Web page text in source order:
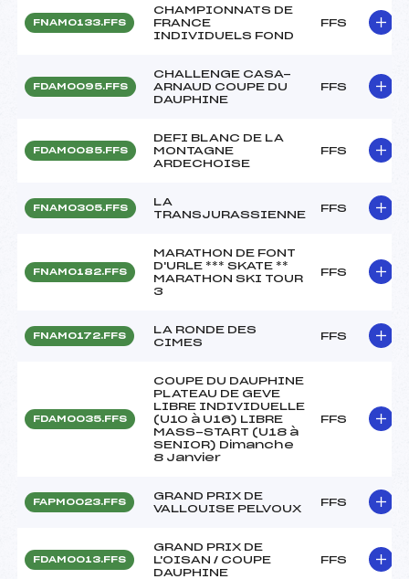
FNAM0133.FFS
CHAMPIONNATS DE
FRANCE
INDIVIDUELS FOND
FFS
FDAM0095.FFS
CHALLENGE CASA-
ARNAUD COUPE DU
DAUPHINE
FFS
FDAM0085.FFS
DEFI BLANC DE LA
MONTAGNE
ARDECHOISE
FFS
FNAM0305.FFS
LA
TRANSJURASSIENNE
FFS
FNAM0182.FFS
MARATHON DE FONT
D'URLE *** SKATE **
MARATHON SKI TOUR
3
FFS
FNAM0172.FFS
LA RONDE DES
CIMES
FFS
FDAM0035.FFS
COUPE DU DAUPHINE
PLATEAU DE GEVE
LIBRE INDIVIDUELLE
(U10 à U16) LIBRE
MASS-START (U18 à
SENIOR) Dimanche
8 Janvier
FFS
FAPM0023.FFS
GRAND PRIX DE
VALLOUISE PELVOUX
FFS
FDAM0013.FFS
GRAND PRIX DE
L'OISAN / COUPE
DAUPHINE
FFS